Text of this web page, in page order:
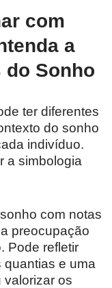
com
a
do Sonho
ter diferentes
do sonho
indivíduo.
a simbologia
com notas
preocupação
Pode refletir
e uma
valorizar os